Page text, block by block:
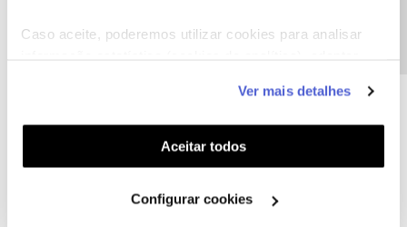
Caso aceite, poderemos utilizar cookies para analisar
funcionalidades (cookies de personalização e
funcionalidade) e adaptar anúncios aos seus interesses
(cookies de publicidade personalizada). Pode gerir a
utilização dos cookies clicando em "Configurar
Ver mais detalhes
Aceitar todos
Configurar cookies
J JorgeSousa AUTOR Forum|Forum|2 years ago
@JorgeSousa assim como a
Caso os Pods estejam colocados com demasiado
Estes equipamentos foram instalados por um técnico NOS?